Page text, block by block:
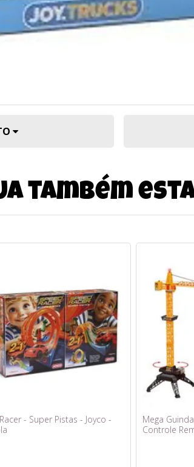
também
- Super Pistas - Joyco -
Mega
Controle